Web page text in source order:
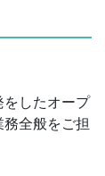
をしたオープ
全般をご担